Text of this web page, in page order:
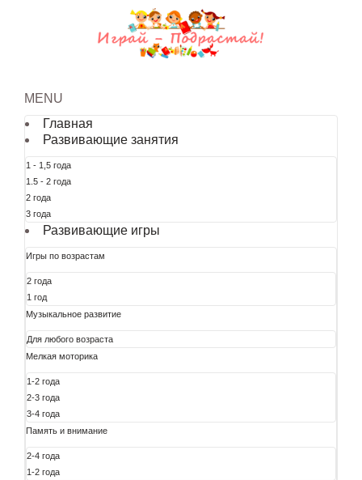
MENU
Главная
Развивающие занятия
1 - 1,5 года
1.5 - 2 года
2 года
3 года
Развивающие игры
Игры по возрастам
2 года
1 год
Музыкальное развитие
Для любого возраста
Мелкая моторика
1-2 года
2-3 года
3-4 года
Память и внимание
2-4 года
1-2 года